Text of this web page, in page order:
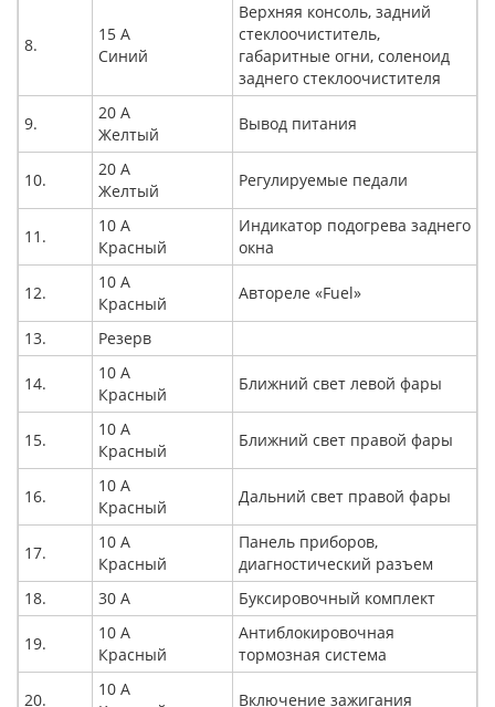
8.
15 А
Синий
Верхняя консоль, задний
стеклоочиститель,
габаритные огни, соленоид
заднего стеклоочистителя
9.
20 А
Желтый
Вывод питания
10.
20 А
Желтый
Регулируемые педали
11.
10 А
Красный
Индикатор подогрева заднего
окна
12.
10 А
Красный
Автореле «Fuel»
13. Резерв
14.
10 А
Красный
Ближний свет левой фары
15.
10 А
Красный
Ближний свет правой фары
16.
10 А
Красный
Дальний свет правой фары
17.
10 А
Красный
Панель приборов,
диагностический разъем
18.
30 А Буксировочный комплект
19.
10 А
Красный
Антиблокировочная
тормозная система
20.
10 А
Включение зажигания